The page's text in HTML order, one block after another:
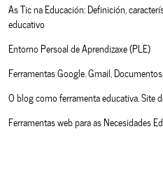
As Tic na Educación: Definición,
educativo
Entorno Persoal de Aprendizaxe (PLE)
Ferramentas Google. Gmail,
O blog como ferramenta educativa. Site
Ferramentas web para as Necesidades